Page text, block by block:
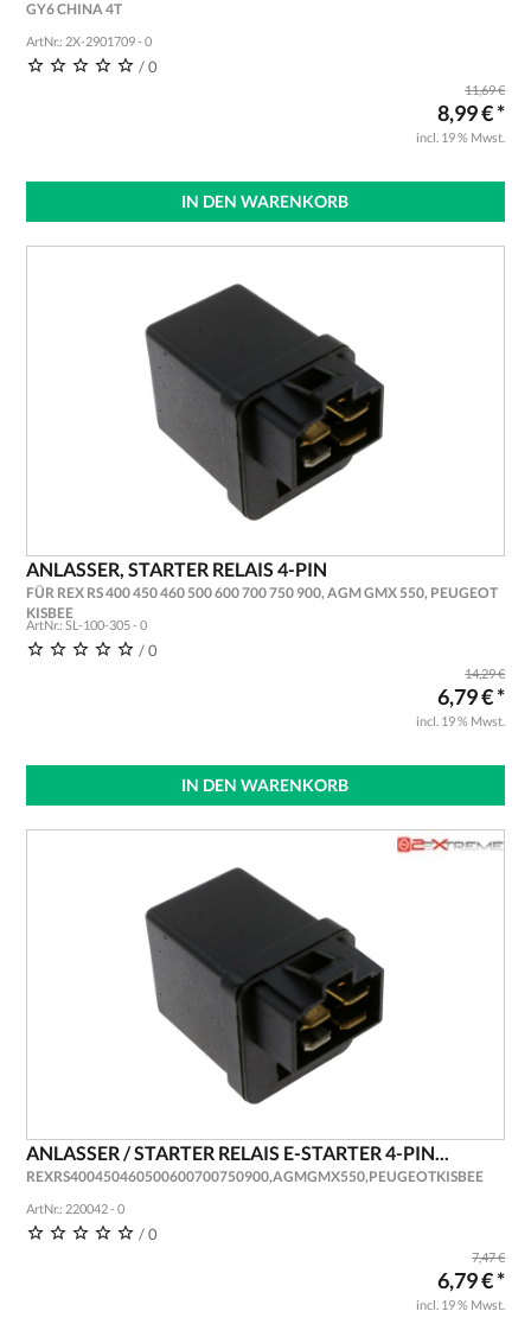
GY6 CHINA 4T
ArtNr.: 2X-2901709 - 0
/ 0
11,69 €
8,99 € *
incl. 19 % Mwst.
IN DEN WARENKORB
ANLASSER, STARTER RELAIS 4-PIN
FÜR REX RS 400 450 460 500 600 700 750 900, AGM GMX 550, PEUGEOT
KISBEE
ArtNr.: SL-100-305 - 0
/ 0
14,29 €
6,79 € *
incl. 19 % Mwst.
IN DEN WARENKORB
ANLASSER / STARTER RELAIS E-STARTER 4-PIN...
REXRS400450460500600700750900,AGMGMX550,PEUGEOTKISBEE
ArtNr.: 220042 - 0
/ 0
7,47 €
6,79 € *
incl. 19 % Mwst.